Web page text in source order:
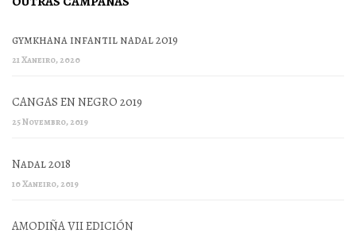
gymkhana infantil nadal 2019
21 Xaneiro, 2020
CANGAS EN NEGRO 2019
25 Novembro, 2019
Nadal 2018
10 Xaneiro, 2019
AMODIÑA VII EDICIÓN